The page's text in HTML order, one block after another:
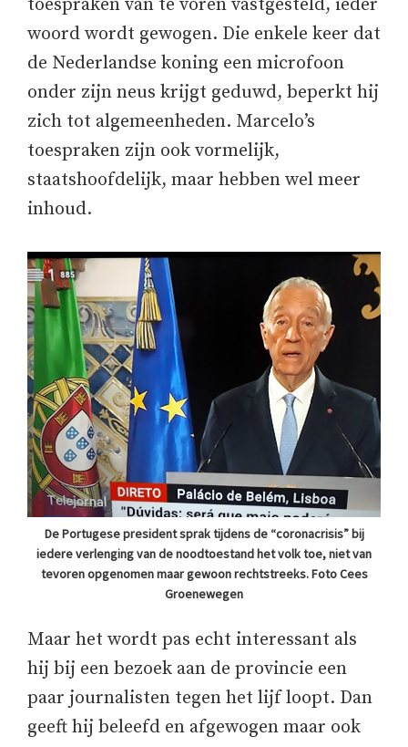
toespraken van te voren vastgesteld, ieder
woord wordt gewogen. Die enkele keer dat
de Nederlandse koning een microfoon
onder zijn neus krijgt geduwd, beperkt hij
zich tot algemeenheden. Marcelo’s
toespraken zijn ook vormelijk,
staatshoofdelijk, maar hebben wel meer
inhoud.
De Portugese president sprak tijdens de “coronacrisis” bij
iedere verlenging van de noodtoestand het volk toe, niet van
tevoren opgenomen maar gewoon rechtstreeks. Foto Cees
Groenewegen
Maar het wordt pas echt interessant als
hij bij een bezoek aan de provincie een
paar journalisten tegen het lijf loopt. Dan
geeft hij beleefd en afgewogen maar ook